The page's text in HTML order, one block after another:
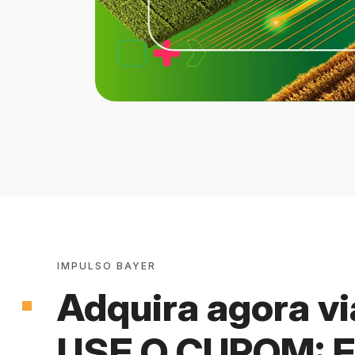
IMPULSO BAYER
Adquira agora